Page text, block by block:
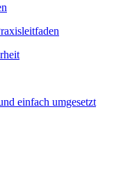
einfach umgesetzt